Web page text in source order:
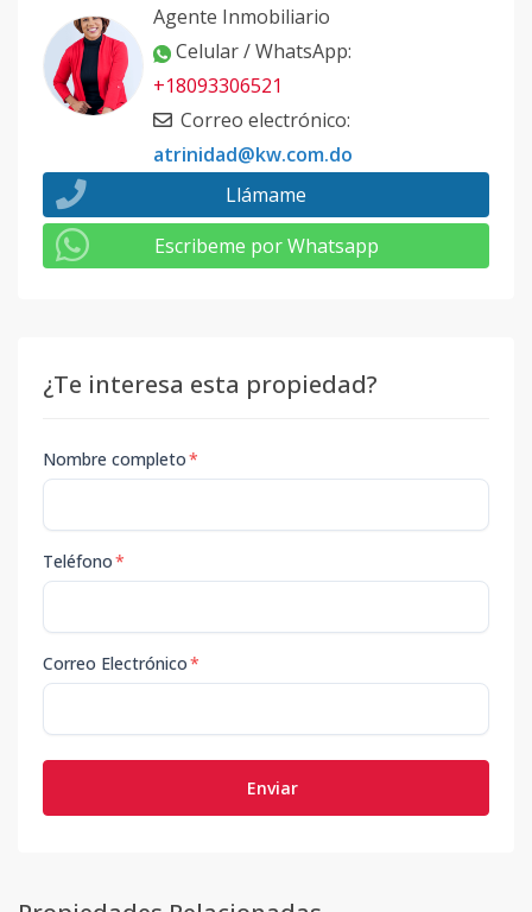
Agente Inmobiliario
Celular / WhatsApp:
+18093306521
Correo electrónico:
atrinidad@kw.com.do
Llámame
Escribeme por Whatsapp
¿Te interesa esta propiedad?
Nombre completo*
Teléfono*
Correo Electrónico*
Enviar